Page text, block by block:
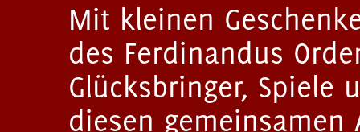
Mit kleinen
des Ferdinandus
Glücksbringer, Spiele
diesen